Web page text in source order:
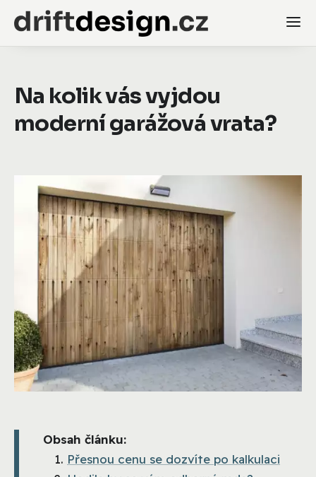
Na kolik vás vyjdou
moderní garážová vrata?
Obsah článku:
Přesnou cenu se dozvíte po kalkulaci